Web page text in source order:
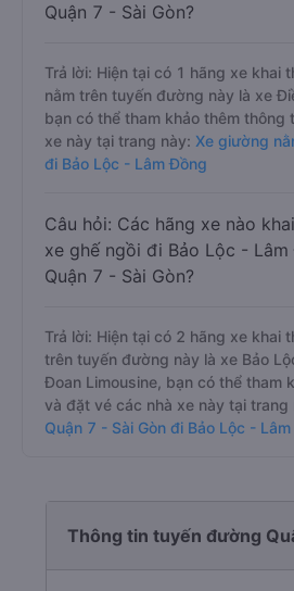
Quận 7 - Sài Gòn?
Trả lời: Hiện tại có 1 hãng xe khai
nằm trên tuyến đường này là xe
bạn có thể tham khảo thêm thông
xe này tại trang này: Xe giường
đi Bảo Lộc - Lâm Đồng
Câu hỏi: Các hãng xe nào
xe ghế ngồi đi Bảo Lộc -
Quận 7 - Sài Gòn?
Trả lời: Hiện tại có 2 hãng xe khai
trên tuyến đường này là xe Bảo
Đoan Limousine, bạn có thể tham
và đặt vé các nhà xe này tại trang
Quận 7 - Sài Gòn đi Bảo Lộc -
Thông tin tuyến đường